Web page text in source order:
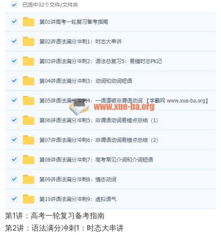
第1讲：高考一轮复习备考指南
第2讲：语法满分冲刺1：时态大串讲